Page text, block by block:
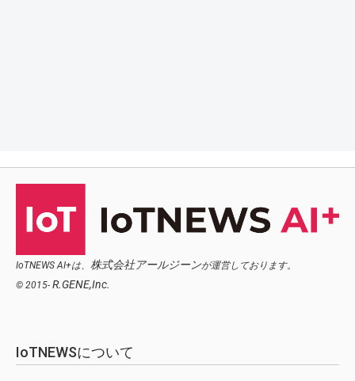
IoTNEWS AI+は、 株式会社アールジーンが運営しております。
© 2015- R.GENE,Inc.
IoTNEWSについて